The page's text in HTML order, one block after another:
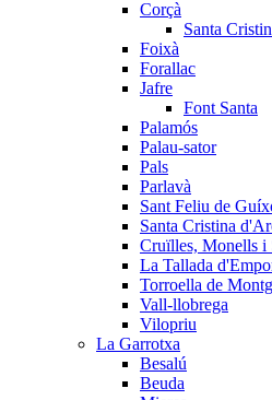
Corçà
Santa
Foixà
Forallac
Jafre
Font Santa
Palamós
Palau-sator
Pals
Parlavà
Sant Feliu de
Santa Cristina
Cruïlles, Monells i
La Tallada
Torroella de
Vall-llobrega
Vilopriu
La Garrotxa
Besalú
Beuda